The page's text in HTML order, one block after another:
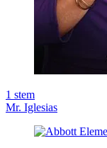
1 stem
Mr. Iglesias